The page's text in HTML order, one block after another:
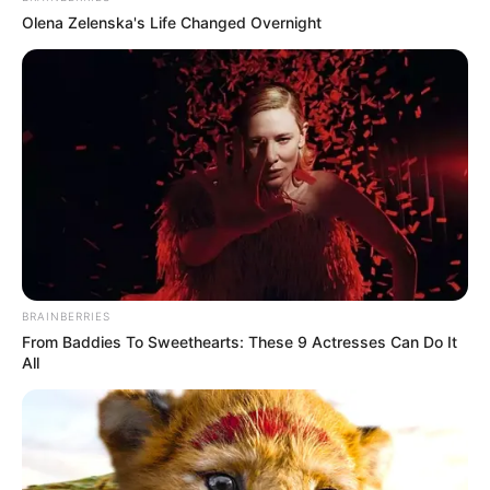
Quer aprender a encadernação longstitch? Saiba
mais:Curso de Encadernação Artesanal Kit para
Ocasiões Especiais.
2 – Encadernação Brochura
A encadernação brochura é muito utilizada pela
indústria de papéis, sendo, neste caso, feita de
Olena Zelenska's Life Changed Overnight
BRAINBERRIES
From Baddies To Sweethearts: These 9 Actresses Can Do It
All